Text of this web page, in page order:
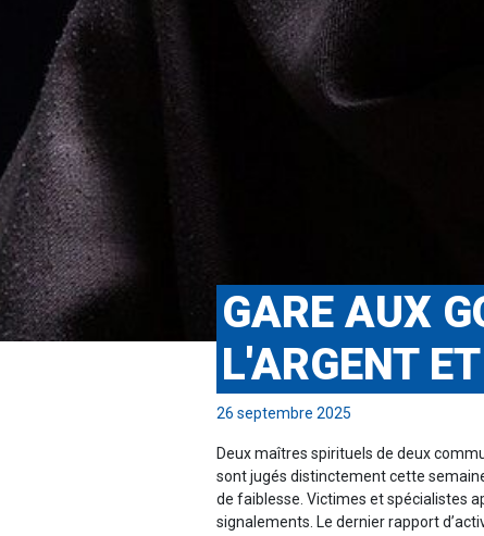
GARE AUX
L'ARGENT
26 septembre 2025
Deux maîtres spirituels de deux
sont jugés distinctement cette
de faiblesse. Victimes et spécialistes
signalements. Le dernier rapport